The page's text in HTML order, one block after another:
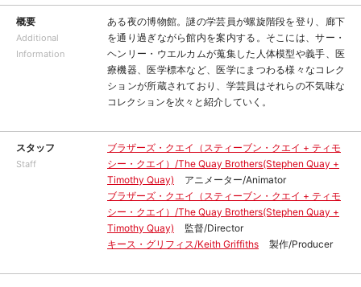
概要
Additional
Information
ある夜の博物館。謎の学芸員が螺旋階段を登り、廊下
を通り過ぎながら館内を案内する。そこには、サー・
ヘンリー・ウエルカムが蒐集した人体模型や義手、医
療機器、医学標本など、医学にまつわる様々なコレク
ションが所蔵されており、学芸員はそれらの不気味な
コレクションを次々と紹介していく。
スタッフ
Staff
ブラザーズ・クエイ（スティーブン・クエイ + ティモ
シー・クエイ）/The Quay Brothers(Stephen Quay +
Timothy Quay)
アニメーター/Animator
ブラザーズ・クエイ（スティーブン・クエイ + ティモ
シー・クエイ）/The Quay Brothers(Stephen Quay +
Timothy Quay)
監督/Director
キース・グリフィス/Keith Griffiths
製作/Producer